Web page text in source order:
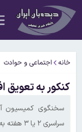
خانه اجتماعی و حوادث
کنکور به تعویق
سخنگوی کمیسیون
سراسری ۲ یا ۳ هفته به تعویق می‌افتد.